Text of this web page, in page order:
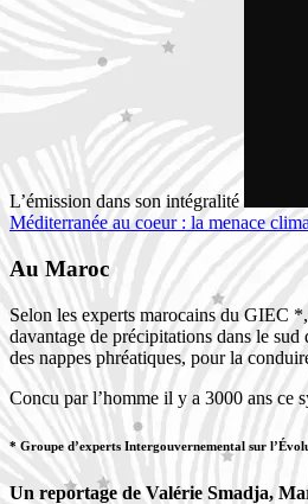
L’émission dans son intégralité
Méditerranée au coeur : la menace
Au Maroc
Selon les experts marocains du GIEC
davantage de précipitations dans le
des nappes phréatiques, pour la
Concu par l’homme il y a 3000 ans ce
* Groupe d’experts Intergouvernemental sur l’
Un reportage de Valérie Smadja,